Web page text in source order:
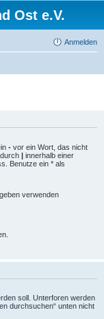
Ost e.V.
Anmelden
- vor ein Wort, das nicht
| innerhalb einer
Benutze ein * als
verwenden
soll. Unterforen werden
durchsuchen“ unten nicht